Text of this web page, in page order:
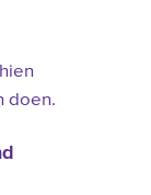
doen.